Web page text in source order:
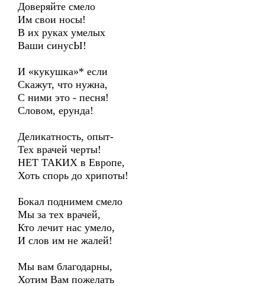
Доверяйте смело
Им свои носы!
В их руках умелых
Ваши синусЫ!
И «кукушка»* если
Скажут, что нужна,
С ними это - песня!
Словом, ерунда!
Деликатность, опыт-
Тех врачей черты!
НЕТ ТАКИХ в Европе,
Хоть спорь до хрипоты!
Бокал поднимем смело
Мы за тех врачей,
Кто лечит нас умело,
И слов им не жалей!
Мы вам благодарны,
Хотим Вам пожелать